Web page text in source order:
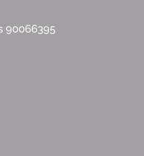
90066395